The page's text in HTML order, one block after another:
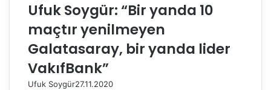
Ufuk Soygür: “Bir yanda 10
maçtır yenilmeyen
Galatasaray, bir yanda lider
VakıfBank”
Ufuk Soygür27.11.2020